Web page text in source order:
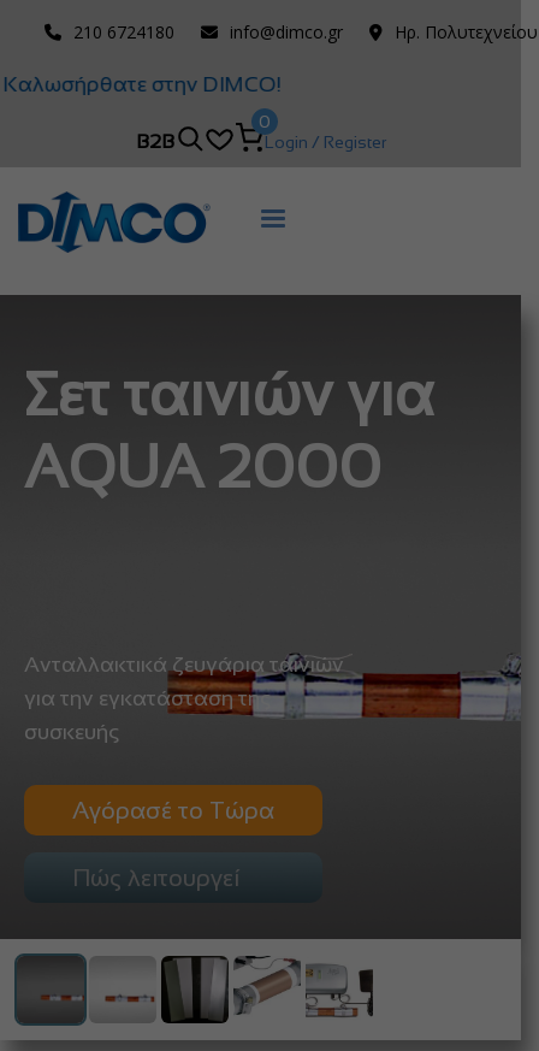
210 6724180 info@dimco.gr Ηρ.
Καλωσήρθατε στην DIMCO!
B2B
0
Login / Register
Σετ ταινιών για
AQUA 2000
Ανταλλακτικά ζευγάρια ταινιών
για την εγκατάσταση της
συσκευής
Αγόρασέ το Τώρα
Πώς λειτουργεί